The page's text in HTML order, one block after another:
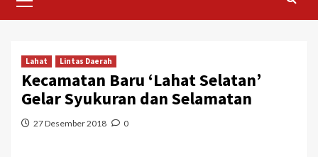
Menu
Lahat Lintas Daerah
Kecamatan Baru ‘Lahat Selatan’
Gelar Syukuran dan Selamatan
27 Desember 2018 0